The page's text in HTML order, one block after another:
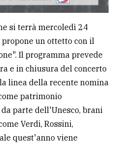
si terrà mercoledì 24
un ottetto con il
Il programma prevede
e in chiusura del concerto
linea della recente nomina
patrimonio
parte dell'Unesco, brani
Verdi, Rossini,
quest'anno viene